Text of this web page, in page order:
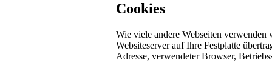
Cookies
Wie viele andere Webseiten
Websiteserver auf Ihre Festplatte
Adresse, verwendeter Browser,